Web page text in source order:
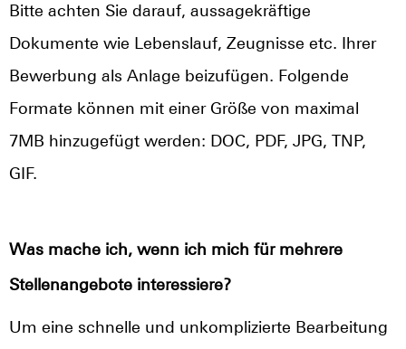
Bitte achten Sie darauf, aussagekräftige
Dokumente wie Lebenslauf, Zeugnisse etc. Ihrer
Bewerbung als Anlage beizufügen. Folgende
Formate können mit einer Größe von maximal
7MB hinzugefügt werden: DOC, PDF, JPG, TNP,
GIF.
Was mache ich, wenn ich mich für mehrere
Stellenangebote interessiere?
Um eine schnelle und unkomplizierte Bearbeitung